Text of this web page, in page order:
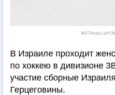
AP Photo/Jeff
В Израиле проходит
по хоккею в дивизионе
участие сборные
Герцеговины.